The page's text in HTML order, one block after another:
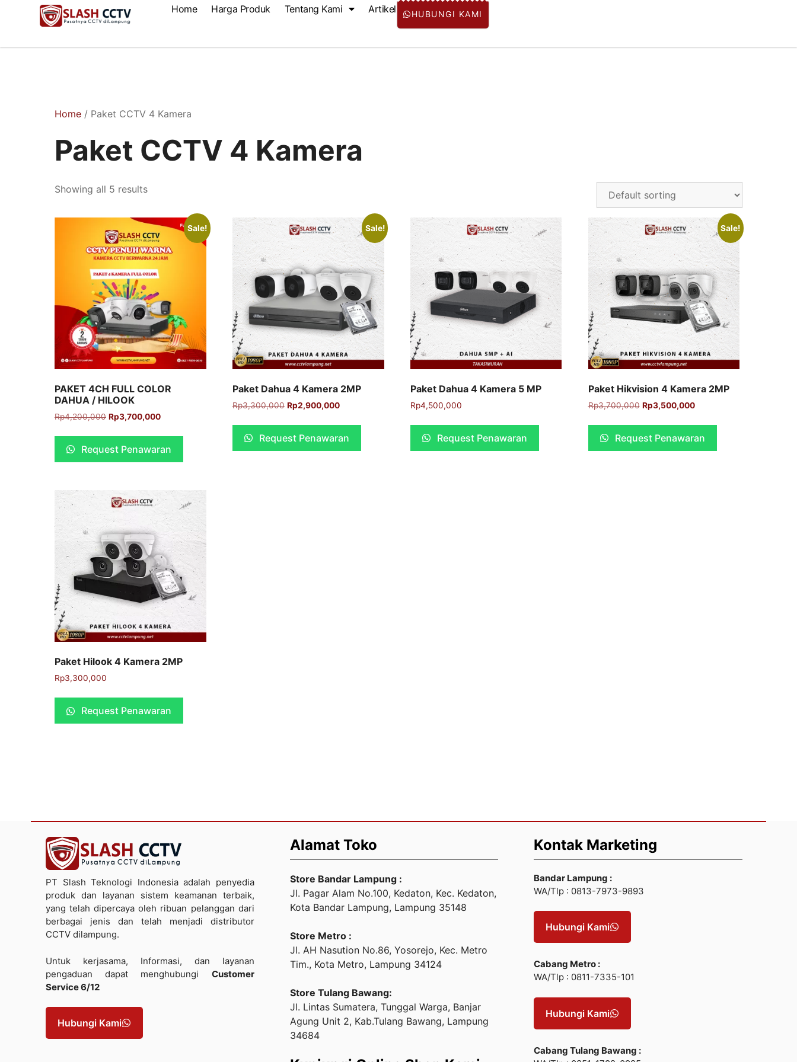
Home Harga Produk Tentang Kami Artikel HUBUNGI KAMI
Home / Paket CCTV 4 Kamera
Paket CCTV 4 Kamera
Showing all 5 results
Sale!
PAKET 4CH FULL COLOR
DAHUA / HILOOK
Rp4,200,000 Rp3,700,000
Request Penawaran
Sale!
Paket Dahua 4 Kamera 2MP
Rp3,300,000 Rp2,900,000
Request Penawaran
Paket Dahua 4 Kamera 5 MP
Rp4,500,000
Request Penawaran
Sale!
Paket Hikvision 4 Kamera 2MP
Rp3,700,000 Rp3,500,000
Request Penawaran
Paket Hilook 4 Kamera 2MP
Rp3,300,000
Request Penawaran
PT Slash Teknologi Indonesia adalah penyedia
produk dan layanan sistem keamanan terbaik,
yang telah dipercaya oleh ribuan pelanggan dari
berbagai jenis dan telah menjadi distributor
CCTV dilampung.
Untuk kerjasama, Informasi, dan layanan
pengaduan dapat menghubungi Customer
Service 6/12
Hubungi Kami
Alamat Toko
Store Bandar Lampung :
Jl. Pagar Alam No.100, Kedaton, Kec. Kedaton,
Kota Bandar Lampung, Lampung 35148
Store Metro :
Jl. AH Nasution No.86, Yosorejo, Kec. Metro
Tim., Kota Metro, Lampung 34124
Store Tulang Bawang:
Jl. Lintas Sumatera, Tunggal Warga, Banjar
Agung Unit 2, Kab.Tulang Bawang, Lampung
34684
Kontak Marketing
Bandar Lampung :
WA/Tlp : 0813-7973-9893
Hubungi Kami
Cabang Metro :
WA/Tlp : 0811-7335-101
Hubungi Kami
Cabang Tulang Bawang :